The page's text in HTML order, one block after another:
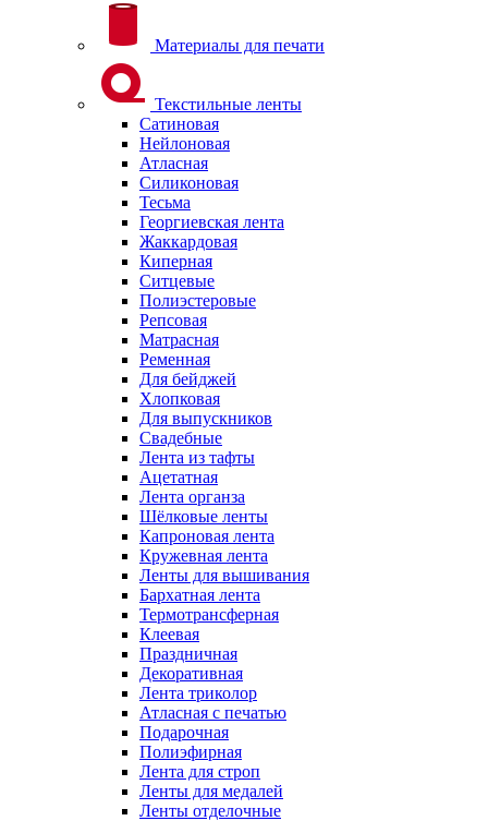
Материалы для печати
Текстильные ленты
Сатиновая
Нейлоновая
Атласная
Силиконовая
Тесьма
Георгиевская лента
Жаккардовая
Киперная
Ситцевые
Полиэстеровые
Репсовая
Матрасная
Ременная
Для бейджей
Хлопковая
Для выпускников
Свадебные
Лента из тафты
Ацетатная
Лента органза
Шёлковые ленты
Капроновая лента
Кружевная лента
Ленты для вышивания
Бархатная лента
Термотрансферная
Клеевая
Праздничная
Декоративная
Лента триколор
Атласная с печатью
Подарочная
Полиэфирная
Лента для строп
Ленты для медалей
Ленты отделочные